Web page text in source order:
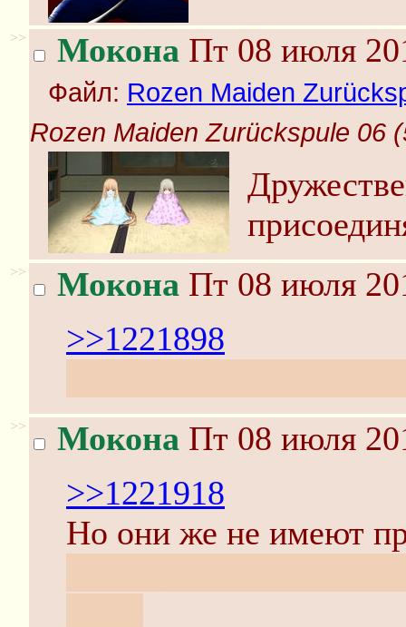
>> Мокона Пт 08 июля
Файл: Rozen Maiden
Rozen Maiden Zurückspule 06
>> Мокона Пт 08 июля
>>1221898
>> Мокона Пт 08 июля
>>1221918
Но они же не имеют